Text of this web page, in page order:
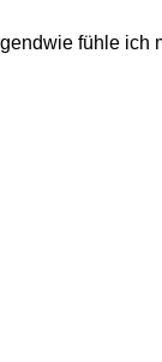
fühle ich